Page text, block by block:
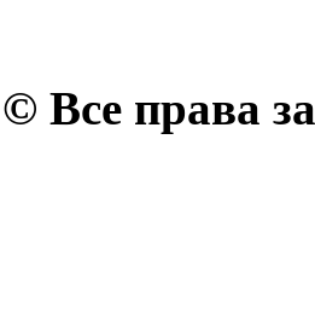
© Все права